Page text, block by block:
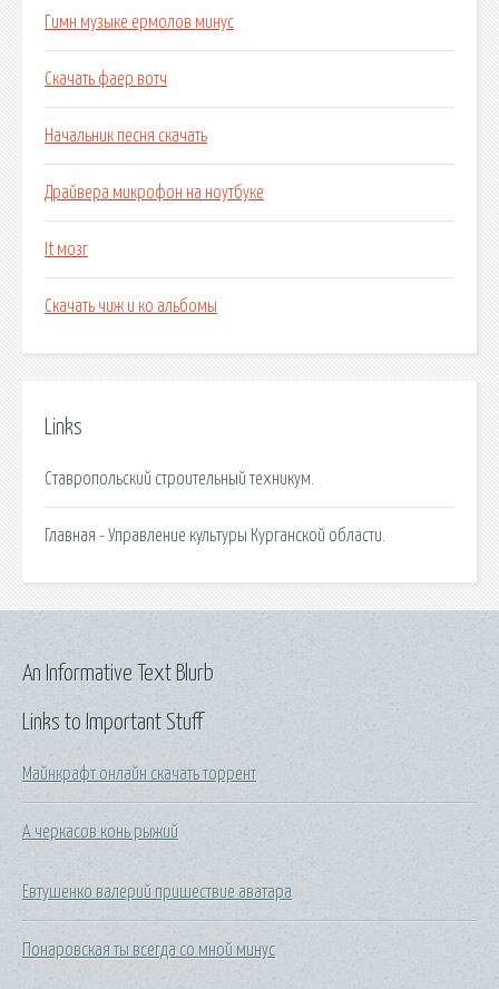
Гимн музыке ермолов минус
Скачать фаер вотч
Начальник песня скачать
Драйвера микрофон на ноутбуке
It мозг
Скачать чиж и ко альбомы
Links
Ставропольский строительный техникум.
Главная - Управление культуры Курганской области.
Links to Important Stuff
Майнкрафт онлайн скачать торрент
А черкасов конь рыжий
Евтушенко валерий пришествие аватара
Понаровская ты всегда со мной минус
An Informative Text Blurb